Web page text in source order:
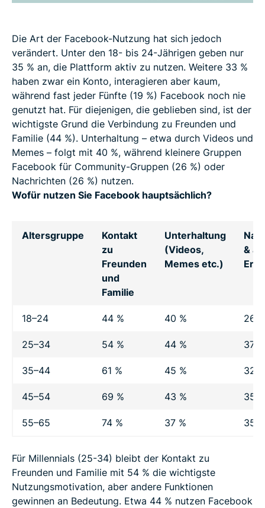
Die Art der Facebook-Nutzung hat sich jedoch
verändert. Unter den 18- bis 24-Jährigen geben nur
35 % an, die Plattform aktiv zu nutzen. Weitere 33 %
haben zwar ein Konto, interagieren aber kaum,
während fast jeder Fünfte (19 %) Facebook noch nie
genutzt hat. Für diejenigen, die geblieben sind, ist der
wichtigste Grund die Verbindung zu Freunden und
Familie (44 %). Unterhaltung – etwa durch Videos und
Memes – folgt mit 40 %, während kleinere Gruppen
Facebook für Community-Gruppen (26 %) oder
Nachrichten (26 %) nutzen.
Wofür nutzen Sie Facebook hauptsächlich?
Altersgruppe
Kontakt
zu
Freunden
und
Familie
Unterhaltung
(Videos,
Memes etc.)
&
18–24 44 % 40 % 26
25–34 54 % 44 % 37 %
35–44 61 % 45 % 32
45–54 69 % 43 % 35
55–65 74 % 37 % 35
Für Millennials (25-34) bleibt der Kontakt zu
Freunden und Familie mit 54 % die wichtigste
Nutzungsmotivation, aber andere Funktionen
gewinnen an Bedeutung. Etwa 44 % nutzen Facebook